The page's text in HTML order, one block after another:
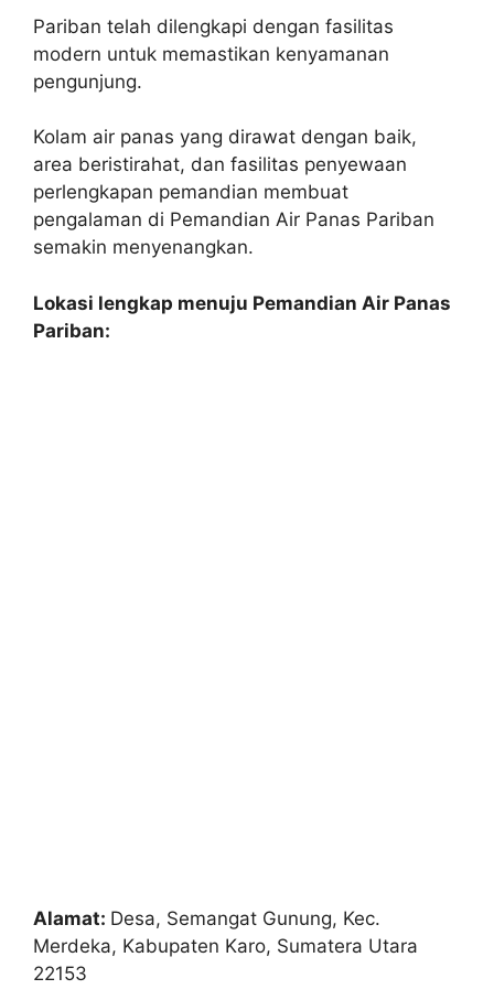
Pariban telah dilengkapi dengan fasilitas
modern untuk memastikan kenyamanan
pengunjung.
Kolam air panas yang dirawat dengan baik,
area beristirahat, dan fasilitas penyewaan
perlengkapan pemandian membuat
pengalaman di Pemandian Air Panas Pariban
semakin menyenangkan.
Lokasi lengkap menuju Pemandian Air Panas
Pariban:
Alamat: Desa, Semangat Gunung, Kec.
Merdeka, Kabupaten Karo, Sumatera Utara
22153